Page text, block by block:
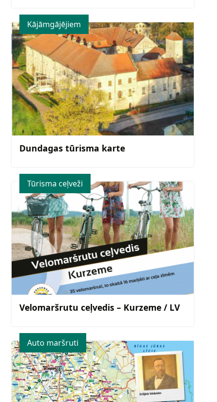
Kājāmgājējiem
Dundagas tūrisma karte
Tūrisma ceļveži
Velomaršrutu ceļvedis – Kurzeme / LV
Auto maršruti